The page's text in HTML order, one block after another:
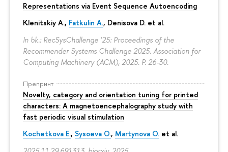
Representations via Event Sequence Autoencoding
Klenitskiy A., Fatkulin A., Denisova D. et al.
In bk.: RecSysChallenge '25: Proceedings of the
Recommender Systems Challenge 2025. Association for
Computing Machinery (ACM), 2025. P. 26-30.
Препринт
Novelty, category and orientation tuning for printed
characters: A magnetoencephalography study with
fast periodic visual stimulation
Kochetkova E., Sysoeva O., Martynova O. et al.